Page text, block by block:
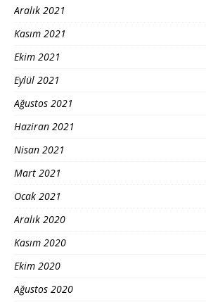
Aralık 2021
Kasım 2021
Ekim 2021
Eylül 2021
Ağustos 2021
Haziran 2021
Nisan 2021
Mart 2021
Ocak 2021
Aralık 2020
Kasım 2020
Ekim 2020
Ağustos 2020